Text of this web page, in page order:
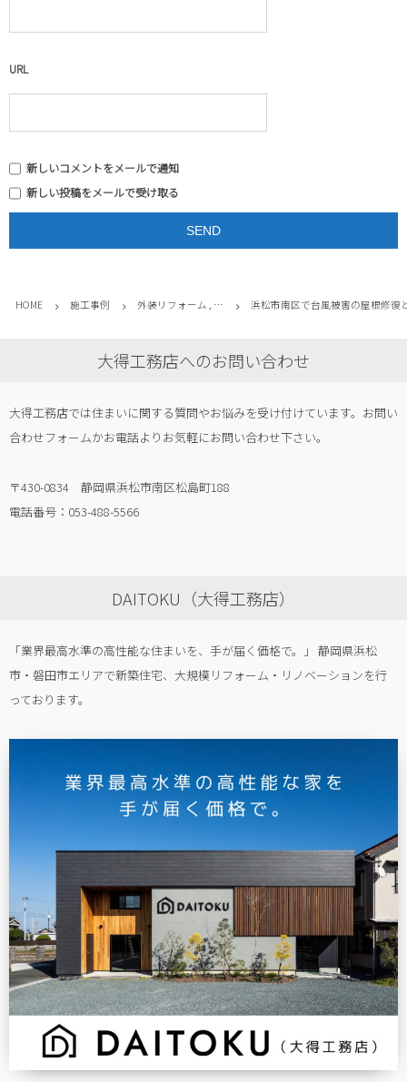
URL
新しいコメントをメールで通知
新しい投稿をメールで受け取る
HOME 施工事例 外装リフォーム , … 浜松市南区で台風被害の屋根修復
大得工務店へのお問い合わせ
大得工務店では住まいに関する質問やお悩みを受け付けています。お問い
合わせフォームかお電話よりお気軽にお問い合わせ下さい。
〒430-0834 静岡県浜松市南区松島町188
電話番号：053-488-5566
DAITOKU（大得工務店）
「業界最高水準の高性能な住まいを、手が届く価格で。」 静岡県浜松
市・磐田市エリアで新築住宅、大規模リフォーム・リノベーションを行
っております。